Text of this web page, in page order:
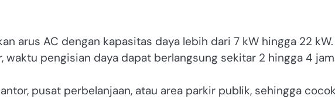
arus AC dengan kapasitas daya lebih dari 7 kW hingga 22 kW.
waktu pengisian daya dapat berlangsung sekitar 2 hingga 4
pusat perbelanjaan, atau area parkir publik, sehingga